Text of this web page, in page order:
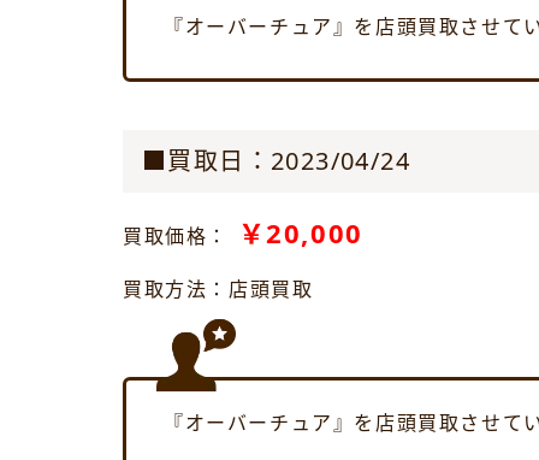
『オーバーチュア』を店頭買取させて
■買取日：2023/04/24
買取価格： ￥20,000
買取方法：店頭買取
『オーバーチュア』を店頭買取させて